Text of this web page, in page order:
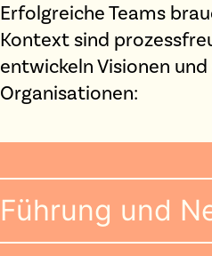
Erfolgreiche Teams
Kontext sind
entwickeln Visionen
Organisationen:
Führung und